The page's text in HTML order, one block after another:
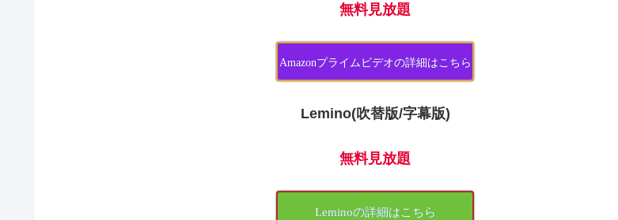
無料見放題
Amazonプライムビデオの詳細はこちら
Lemino(吹替版/字幕版)
無料見放題
Leminoの詳細はこちら